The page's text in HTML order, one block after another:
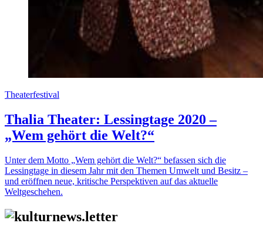
Theaterfestival
Thalia Theater: Lessingtage 2020 –
„Wem gehört die Welt?“
Unter dem Motto „Wem gehört die Welt?“ befassen sich die
Lessingtage in diesem Jahr mit den Themen Umwelt und Besitz –
und eröffnen neue, kritische Perspektiven auf das aktuelle
Weltgeschehen.